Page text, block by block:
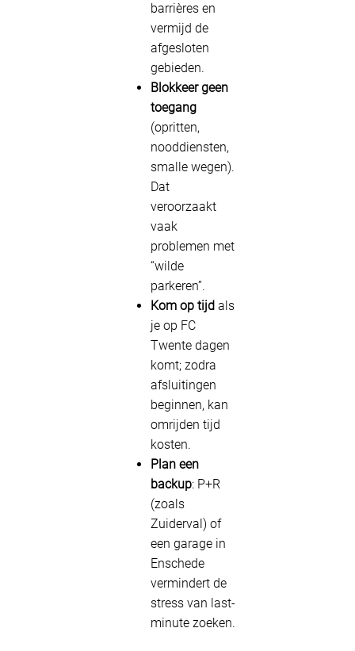
barrières en
vermijd de
afgesloten
gebieden.
Blokkeer geen
toegang
(opritten,
nooddiensten,
smalle wegen).
Dat
veroorzaakt
vaak
problemen met
“wilde
parkeren”.
Kom op tijd als
je op FC
Twente dagen
komt; zodra
afsluitingen
beginnen, kan
omrijden tijd
kosten.
Plan een
backup: P+R
(zoals
Zuiderval) of
een garage in
Enschede
vermindert de
stress van last-
minute zoeken.